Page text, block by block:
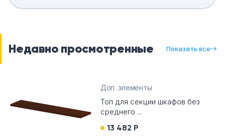
Недавно просмотренные Показать все
Доп. элементы
Топ для секции шкафов без
среднего ...
13 482 Р